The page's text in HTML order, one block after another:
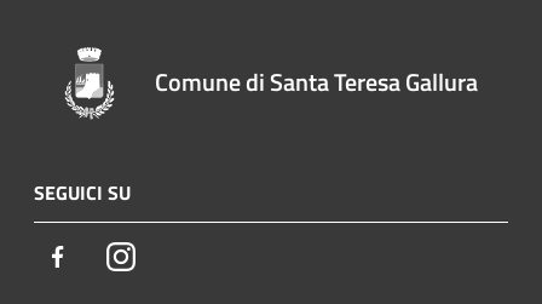
Comune di Santa Teresa Gallura
SEGUICI SU
FacebookInstagram